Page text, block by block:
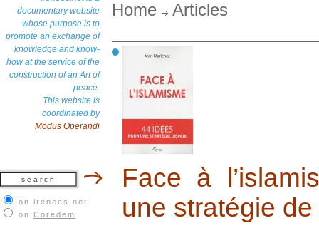
documentary website
whose purpose is to
promote an exchange of
knowledge and know-
how at the service of the
construction of an Art of
peace.
This website is
coordinated by
Modus Operandi
on irenees.net
on Coredem
Home Articles
Face à
une stratégie